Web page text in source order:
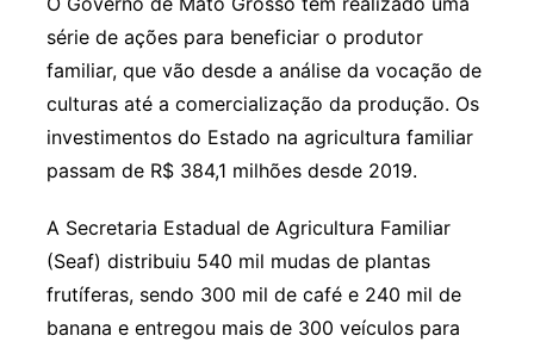
série de ações para beneficiar o produtor
familiar, que vão desde a análise da vocação de
culturas até a comercialização da produção. Os
investimentos do Estado na agricultura familiar
passam de R$ 384,1 milhões desde 2019.
A Secretaria Estadual de Agricultura Familiar
(Seaf) distribuiu 540 mil mudas de plantas
frutíferas, sendo 300 mil de café e 240 mil de
banana e entregou mais de 300 veículos para